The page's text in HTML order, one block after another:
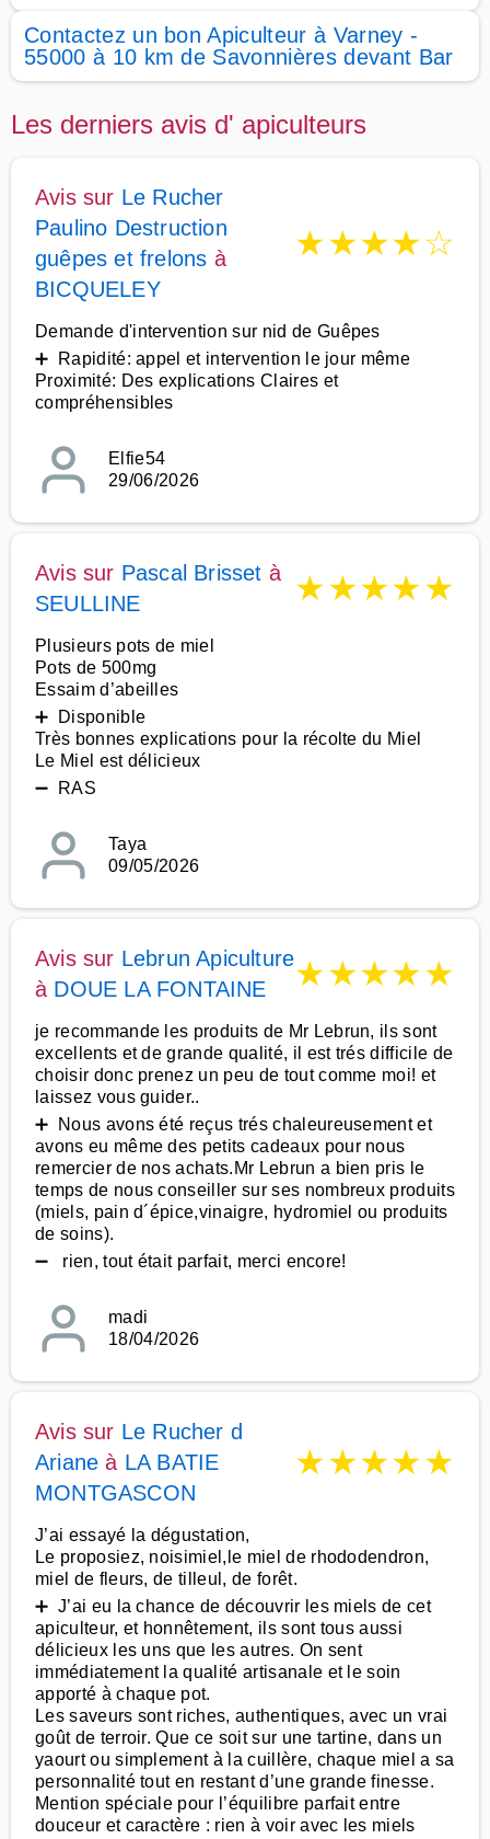
Contactez un bon Apiculteur à Varney -
55000 à 10 km de Savonnières devant Bar
Les derniers avis d' apiculteurs
Avis sur Le Rucher
Paulino Destruction
guêpes et frelons à
BICQUELEY
★★★★☆
Demande d'intervention sur nid de Guêpes
➕ Rapidité: appel et intervention le jour même
Proximité: Des explications Claires et
compréhensibles
Elfie54
29/06/2026
Avis sur Pascal Brisset à
SEULLINE
★★★★★
Plusieurs pots de miel
Pots de 500mg
Essaim d’abeilles
➕ Disponible
Très bonnes explications pour la récolte du Miel
Le Miel est délicieux
➖ RAS
Taya
09/05/2026
Avis sur Lebrun Apiculture
à DOUE LA FONTAINE ★★★★★
je recommande les produits de Mr Lebrun, ils sont
excellents et de grande qualité, il est trés difficile de
choisir donc prenez un peu de tout comme moi! et
laissez vous guider..
➕ Nous avons été reçus trés chaleureusement et
avons eu même des petits cadeaux pour nous
remercier de nos achats.Mr Lebrun a bien pris le
temps de nous conseiller sur ses nombreux produits
(miels, pain d´épice,vinaigre, hydromiel ou produits
de soins).
➖ rien, tout était parfait, merci encore!
madi
18/04/2026
Avis sur Le Rucher d
Ariane à LA BATIE
MONTGASCON
★★★★★
J’ai essayé la dégustation,
Le proposiez, noisimiel,le miel de rhododendron,
miel de fleurs, de tilleul, de forêt.
➕ J’ai eu la chance de découvrir les miels de cet
apiculteur, et honnêtement, ils sont tous aussi
délicieux les uns que les autres. On sent
immédiatement la qualité artisanale et le soin
apporté à chaque pot.
Les saveurs sont riches, authentiques, avec un vrai
goût de terroir. Que ce soit sur une tartine, dans un
yaourt ou simplement à la cuillère, chaque miel a sa
personnalité tout en restant d’une grande finesse.
Mention spéciale pour l’équilibre parfait entre
douceur et caractère : rien à voir avec les miels